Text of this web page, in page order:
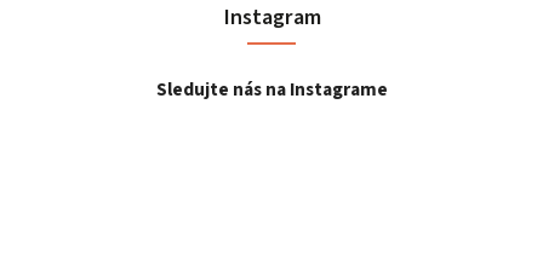
Instagram
Sledujte nás na Instagrame